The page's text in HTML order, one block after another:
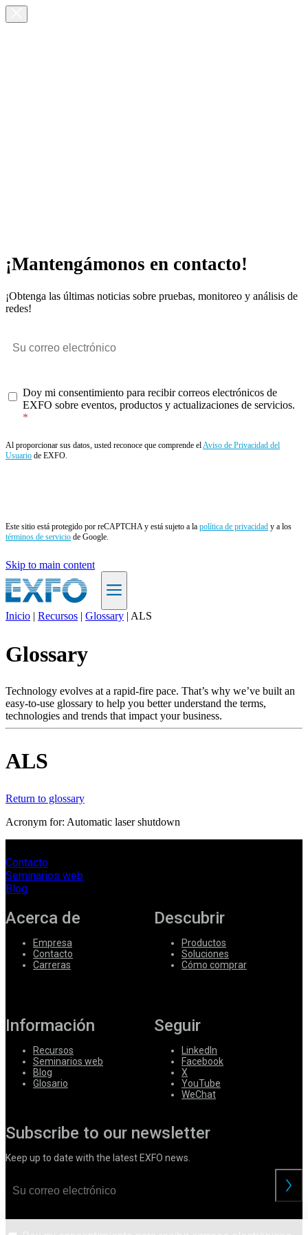
¡Mantengámonos en contacto!
¡Obtenga las últimas noticias sobre pruebas, monitoreo y análisis de
redes!
Doy mi consentimiento para recibir correos electrónicos de
EXFO sobre eventos, productos y actualizaciones de servicios.
Al proporcionar sus datos, usted reconoce que comprende elAviso de Privacidad del
Usuario de EXFO.
Este sitio está protegido por reCAPTCHA y está sujeto a la política de privacidad y a los
términos de servicio de Google.
Skip to main content
Productos
Asistencia
Servicios
Cómo
Recursos
Contacto
Corporate
Careers
Partners
Suppliers
Inicio | Recursos | Glossary | ALS
Glossary
Technology evolves at a rapid-fire pace. That’s why we’ve built an
easy-to-use glossary to help you better understand the terms,
technologies and trends that impact your business.
ALS
Return to glossary
Acronym for: Automatic laser shutdown
Contacto
Seminarios web
Blog
Acerca de
Empresa
Contacto
Carreras
Descubrir
Productos
Soluciones
Cómo comprar
Información
Recursos
Seminarios web
Blog
Glosario
Seguir
LinkedIn
Facebook
X
YouTube
WeChat
Subscribe to our newsletter
Keep up to date with the latest EXFO news.